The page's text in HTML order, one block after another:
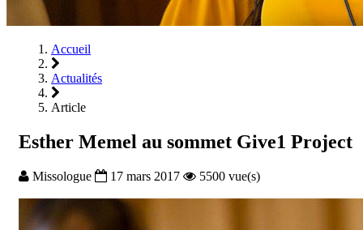
Accueil
Actualités
Article
Esther Memel au sommet Give1 Project
Missologue 17 mars 2017 5500 vue(s)